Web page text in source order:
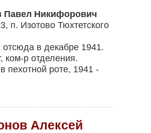
Павел Никифорович
п. Изотово Тюхтетского
отсюда в декабре 1941.
ком-р отделения.
пехотной роте, 1941 -
Алексей